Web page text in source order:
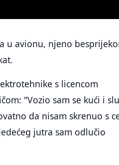
u avionu, njeno
s licencom
"Vozio sam se kući i
da nisam skrenuo s
jutra sam odlučio